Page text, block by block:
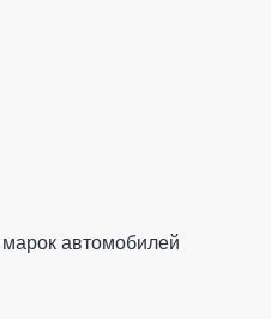
автомобилей